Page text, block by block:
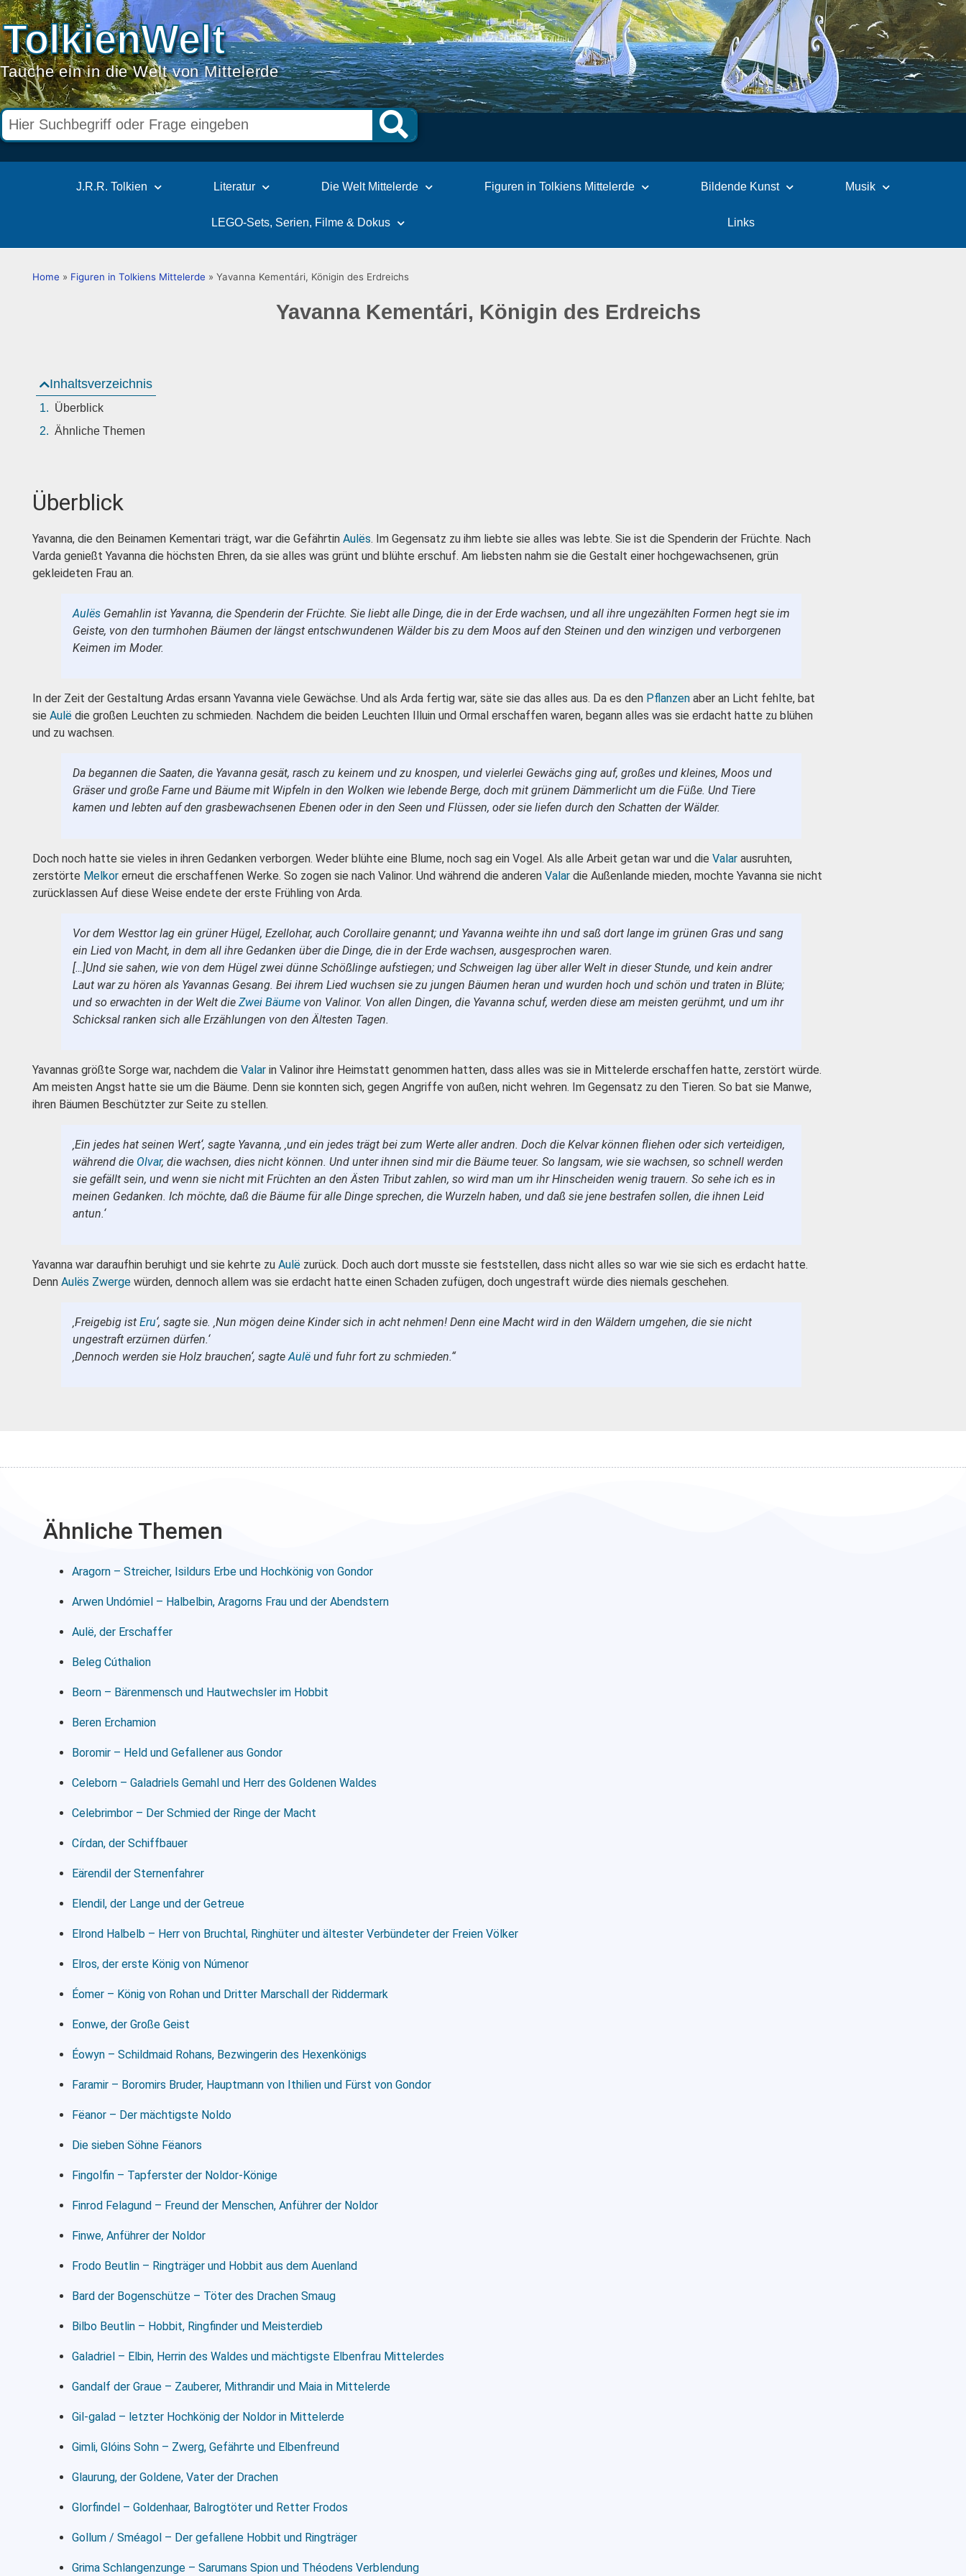
TolkienWelt
Tauche ein in die Welt von Mittelerde
J.R.R. Tolkien Literatur Die Welt Mittelerde Figuren in Tolkiens Mittelerde Bildende Kunst Musik
LEGO-Sets, Serien, Filme & Dokus Links
Home » Figuren in Tolkiens Mittelerde » Yavanna Kementári, Königin des Erdreichs
Yavanna Kementári, Königin des Erdreichs
Inhaltsverzeichnis
Überblick
Ähnliche Themen
Überblick
Yavanna, die den Beinamen Kementari trägt, war die Gefährtin Aulës. Im Gegensatz zu ihm liebte sie alles was lebte. Sie ist die Spenderin der Früchte. Nach
Varda genießt Yavanna die höchsten Ehren, da sie alles was grünt und blühte erschuf. Am liebsten nahm sie die Gestalt einer hochgewachsenen, grün
gekleideten Frau an.
Aulës Gemahlin ist Yavanna, die Spenderin der Früchte. Sie liebt alle Dinge, die in der Erde wachsen, und all ihre ungezählten Formen hegt sie im
Geiste, von den turmhohen Bäumen der längst entschwundenen Wälder bis zu dem Moos auf den Steinen und den winzigen und verborgenen
Keimen im Moder.
In der Zeit der Gestaltung Ardas ersann Yavanna viele Gewächse. Und als Arda fertig war, säte sie das alles aus. Da es den Pflanzen aber an Licht fehlte, bat
sie Aulë die großen Leuchten zu schmieden. Nachdem die beiden Leuchten Illuin und Ormal erschaffen waren, begann alles was sie erdacht hatte zu blühen
und zu wachsen.
Da begannen die Saaten, die Yavanna gesät, rasch zu keinem und zu knospen, und vielerlei Gewächs ging auf, großes und kleines, Moos und
Gräser und große Farne und Bäume mit Wipfeln in den Wolken wie lebende Berge, doch mit grünem Dämmerlicht um die Füße. Und Tiere
kamen und lebten auf den grasbewachsenen Ebenen oder in den Seen und Flüssen, oder sie liefen durch den Schatten der Wälder.
Doch noch hatte sie vieles in ihren Gedanken verborgen. Weder blühte eine Blume, noch sag ein Vogel. Als alle Arbeit getan war und die Valar ausruhten,
zerstörte Melkor erneut die erschaffenen Werke. So zogen sie nach Valinor. Und während die anderen Valar die Außenlande mieden, mochte Yavanna sie nicht
zurücklassen Auf diese Weise endete der erste Frühling von Arda.
Vor dem Westtor lag ein grüner Hügel, Ezellohar, auch Corollaire genannt; und Yavanna weihte ihn und saß dort lange im grünen Gras und sang
ein Lied von Macht, in dem all ihre Gedanken über die Dinge, die in der Erde wachsen, ausgesprochen waren.
[…]Und sie sahen, wie von dem Hügel zwei dünne Schößlinge aufstiegen; und Schweigen lag über aller Welt in dieser Stunde, und kein andrer
Laut war zu hören als Yavannas Gesang. Bei ihrem Lied wuchsen sie zu jungen Bäumen heran und wurden hoch und schön und traten in Blüte;
und so erwachten in der Welt die Zwei Bäume von Valinor. Von allen Dingen, die Yavanna schuf, werden diese am meisten gerühmt, und um ihr
Schicksal ranken sich alle Erzählungen von den Ältesten Tagen.
Yavannas größte Sorge war, nachdem die Valar in Valinor ihre Heimstatt genommen hatten, dass alles was sie in Mittelerde erschaffen hatte, zerstört würde.
Am meisten Angst hatte sie um die Bäume. Denn sie konnten sich, gegen Angriffe von außen, nicht wehren. Im Gegensatz zu den Tieren. So bat sie Manwe,
ihren Bäumen Beschützter zur Seite zu stellen.
‚Ein jedes hat seinen Wert‘, sagte Yavanna, ‚und ein jedes trägt bei zum Werte aller andren. Doch die Kelvar können fliehen oder sich verteidigen,
während die Olvar, die wachsen, dies nicht können. Und unter ihnen sind mir die Bäume teuer. So langsam, wie sie wachsen, so schnell werden
sie gefällt sein, und wenn sie nicht mit Früchten an den Ästen Tribut zahlen, so wird man um ihr Hinscheiden wenig trauern. So sehe ich es in
meinen Gedanken. Ich möchte, daß die Bäume für alle Dinge sprechen, die Wurzeln haben, und daß sie jene bestrafen sollen, die ihnen Leid
antun.‘
Yavanna war daraufhin beruhigt und sie kehrte zu Aulë zurück. Doch auch dort musste sie feststellen, dass nicht alles so war wie sie sich es erdacht hatte.
Denn Aulës Zwerge würden, dennoch allem was sie erdacht hatte einen Schaden zufügen, doch ungestraft würde dies niemals geschehen.
‚Freigebig ist Eru‘, sagte sie. ‚Nun mögen deine Kinder sich in acht nehmen! Denn eine Macht wird in den Wäldern umgehen, die sie nicht
ungestraft erzürnen dürfen.‘
‚Dennoch werden sie Holz brauchen‘, sagte Aulë und fuhr fort zu schmieden.“
Ähnliche Themen
Aragorn – Streicher, Isildurs Erbe und Hochkönig von Gondor
Arwen Undómiel – Halbelbin, Aragorns Frau und der Abendstern
Aulë, der Erschaffer
Beleg Cúthalion
Beorn – Bärenmensch und Hautwechsler im Hobbit
Beren Erchamion
Boromir – Held und Gefallener aus Gondor
Celeborn – Galadriels Gemahl und Herr des Goldenen Waldes
Celebrimbor – Der Schmied der Ringe der Macht
Círdan, der Schiffbauer
Eärendil der Sternenfahrer
Elendil, der Lange und der Getreue
Elrond Halbelb – Herr von Bruchtal, Ringhüter und ältester Verbündeter der Freien Völker
Elros, der erste König von Númenor
Éomer – König von Rohan und Dritter Marschall der Riddermark
Eonwe, der Große Geist
Éowyn – Schildmaid Rohans, Bezwingerin des Hexenkönigs
Faramir – Boromirs Bruder, Hauptmann von Ithilien und Fürst von Gondor
Fëanor – Der mächtigste Noldo
Die sieben Söhne Fëanors
Fingolfin – Tapferster der Noldor-Könige
Finrod Felagund – Freund der Menschen, Anführer der Noldor
Finwe, Anführer der Noldor
Frodo Beutlin – Ringträger und Hobbit aus dem Auenland
Bard der Bogenschütze – Töter des Drachen Smaug
Bilbo Beutlin – Hobbit, Ringfinder und Meisterdieb
Galadriel – Elbin, Herrin des Waldes und mächtigste Elbenfrau Mittelerdes
Gandalf der Graue – Zauberer, Mithrandir und Maia in Mittelerde
Gil-galad – letzter Hochkönig der Noldor in Mittelerde
Gimli, Glóins Sohn – Zwerg, Gefährte und Elbenfreund
Glaurung, der Goldene, Vater der Drachen
Glorfindel – Goldenhaar, Balrogtöter und Retter Frodos
Gollum / Sméagol – Der gefallene Hobbit und Ringträger
Grima Schlangenzunge – Sarumans Spion und Théodens Verblendung